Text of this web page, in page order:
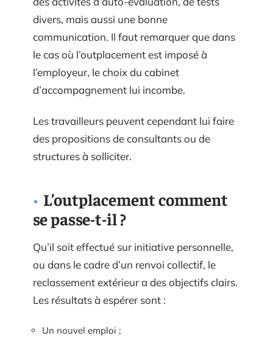
divers, mais aussi une bonne
communication. Il faut remarquer que dans
le cas où l’outplacement est imposé à
l’employeur, le choix du cabinet
d’accompagnement lui incombe.
Les travailleurs peuvent cependant lui faire
des propositions de consultants ou de
structures à solliciter.
L’outplacement comment
se passe-t-il ?
Qu’il soit effectué sur initiative personnelle,
ou dans le cadre d’un renvoi collectif, le
reclassement extérieur a des objectifs clairs.
Les résultats à espérer sont :
Un nouvel emploi ;